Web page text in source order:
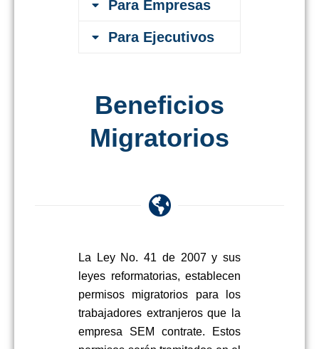
Para Empresas
Para Ejecutivos
Beneficios
Migratorios
La Ley No. 41 de 2007 y sus
leyes reformatorias, establecen
permisos migratorios para los
trabajadores extranjeros que la
empresa SEM contrate. Estos